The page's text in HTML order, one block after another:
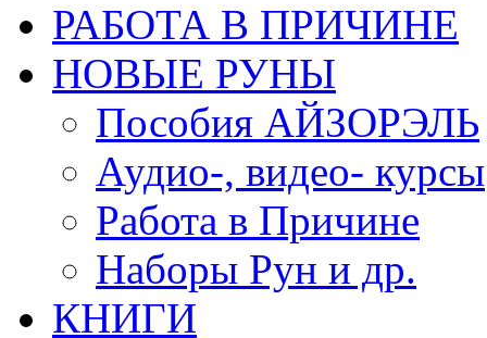
РАБОТА В ПРИЧИНЕ
НОВЫЕ РУНЫ
Пособия АЙЗОРЭЛЬ
Аудио-, видео- курсы
Работа в Причине
Наборы Рун и др.
КНИГИ